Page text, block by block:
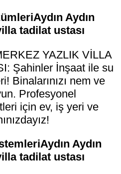
Aydın
tadilat ustası
YAZLIK VİLLA
Şahinler İnşaat ile su
Binalarınızı nem ve
Profesyonel
için ev, iş yeri ve
Aydın
tadilat ustası